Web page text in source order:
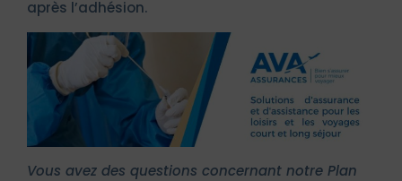
après l’adhésion.
Vous avez des questions concernant notre Plan